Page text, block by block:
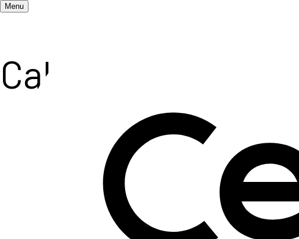
Menu
Calendrier des
Les Ceméa attachent beaucoup d'importance à la
des participant
es de divers horizons sont invité es à